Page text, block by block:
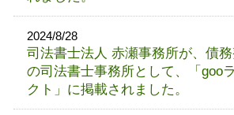
2024/8/28
司法書士法人 赤瀬事務所が、債
の司法書士事務所として、「goo
クト」に掲載されました。